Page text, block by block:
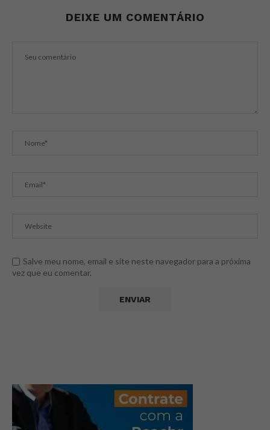
DEIXE UM COMENTÁRIO
Salve meu nome, email e site neste navegador para a próxima
vez que eu comentar.